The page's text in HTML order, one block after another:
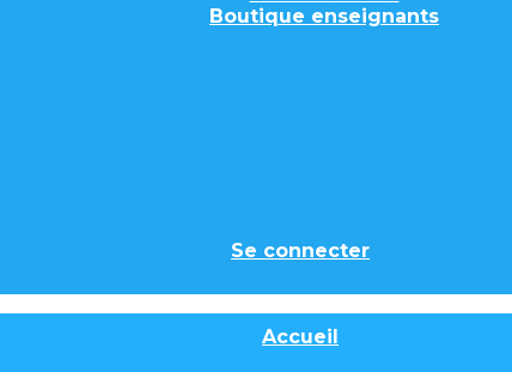
Boutique enseignants
Se connecter
Accueil